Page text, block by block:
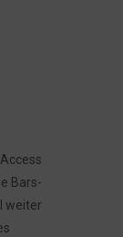
Bars-
weiter